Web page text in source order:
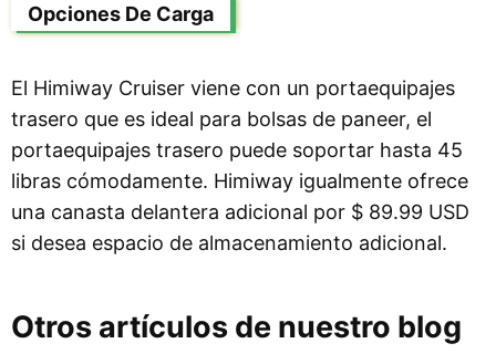
Opciones De Carga
El Himiway Cruiser viene con un portaequipajes
trasero que es ideal para bolsas de paneer, el
portaequipajes trasero puede soportar hasta 45
libras cómodamente. Himiway igualmente ofrece
una canasta delantera adicional por $ 89.99 USD
si desea espacio de almacenamiento adicional.
Otros artículos de nuestro blog